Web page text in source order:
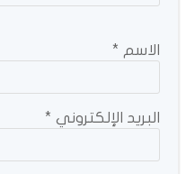
الاسم *
البريد الإلكتروني *